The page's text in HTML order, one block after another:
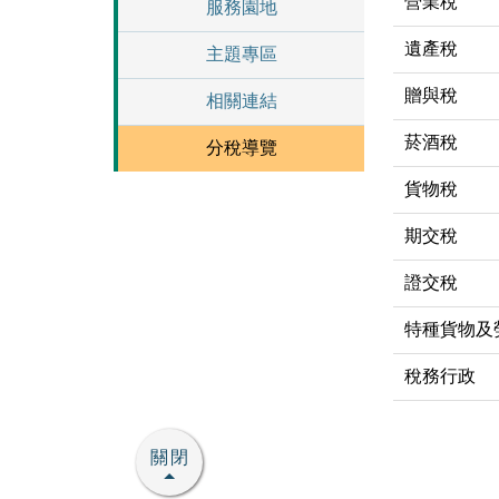
服務園地
主題專區
相關連結
分稅導覽
遺產稅
贈與稅
菸酒稅
貨物稅
期交稅
證交稅
特種貨物及
稅務行政
關閉